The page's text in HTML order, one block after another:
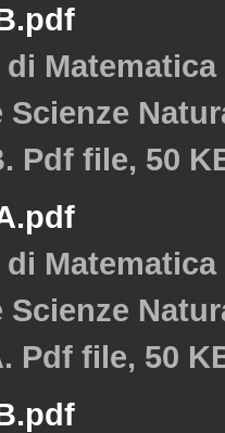
Matematica
Scienze
Pdf file, 50
Matematica
Scienze
Pdf file, 50